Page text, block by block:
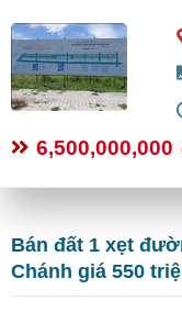
6,500,000,000
Bán đất 1 xẹt
Chánh giá 550